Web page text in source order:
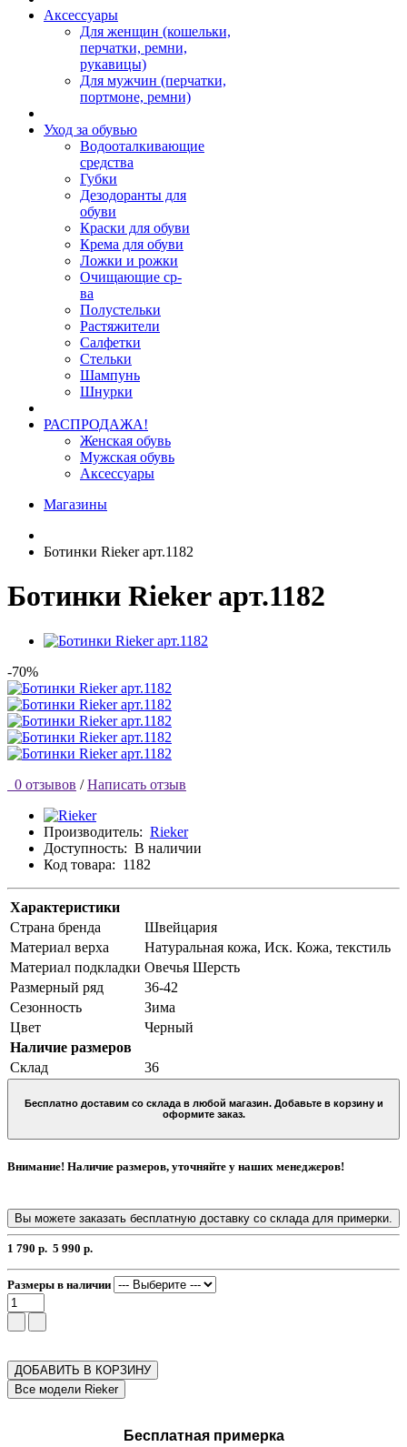
Аксессуары
Для женщин (кошельки,
перчатки, ремни,
рукавицы)
Для мужчин (перчатки,
портмоне, ремни)
Уход за обувью
Водооталкивающие
средства
Губки
Дезодоранты для
обуви
Краски для обуви
Крема для обуви
Ложки и рожки
Очищающие ср-
ва
Полустельки
Растяжители
Салфетки
Стельки
Шампунь
Шнурки
РАСПРОДАЖА!
Женская обувь
Мужская обувь
Аксессуары
Магазины
Ботинки Rieker арт.1182
Ботинки Rieker арт.1182
-70%
0 отзывов / Написать отзыв
Производитель: Rieker
Доступность: В наличии
Код товара: 1182
Характеристики
Страна бренда
Швейцария
Материал верха
Натуральная кожа, Иск. Кожа, текстиль
Материал подкладки Овечья Шерсть
Размерный ряд
36-42
Сезонность
Зима
Цвет
Черный
Наличие размеров
Склад
36
Бесплатно доставим со склада в любой магазин. Добавьте в корзину и
оформите заказ.
Внимание! Наличие размеров, уточняйте у наших менеджеров!
Вы можете заказать бесплатную доставку со склада для примерки.
1 790 р. 5 990 р.
Размеры в наличии
ДОБАВИТЬ В КОРЗИНУ
Бесплатная примерка